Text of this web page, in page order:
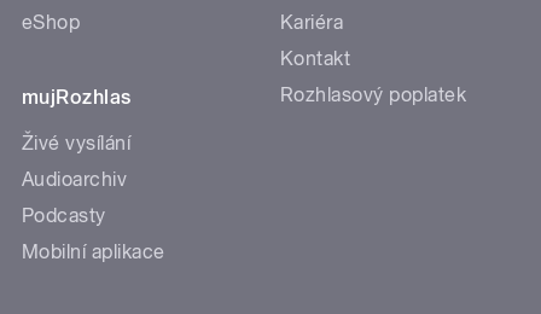
eShop
mujRozhlas
Živé vysílání
Audioarchiv
Podcasty
Mobilní aplikace
Kariéra
Kontakt
Rozhlasový poplatek